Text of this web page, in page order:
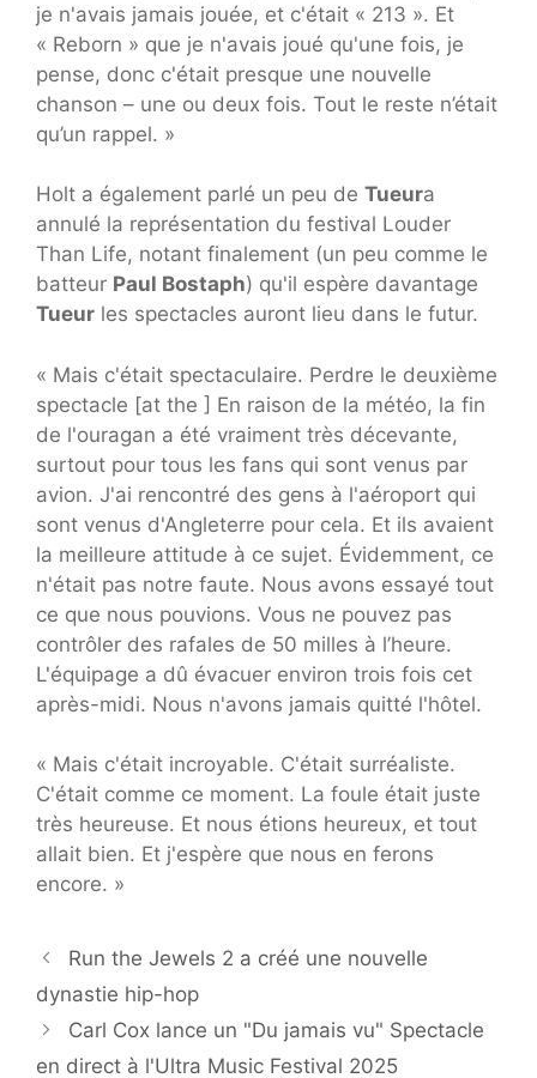
je n'avais jamais jouée, et c'était « 213 ». Et
« Reborn » que je n'avais joué qu'une fois, je
pense, donc c'était presque une nouvelle
chanson – une ou deux fois. Tout le reste n’était
qu’un rappel. »
Holt a également parlé un peu de Tueura
annulé la représentation du festival Louder
Than Life, notant finalement (un peu comme le
batteur Paul Bostaph) qu'il espère davantage
Tueur les spectacles auront lieu dans le futur.
« Mais c'était spectaculaire. Perdre le deuxième
spectacle [at the ] En raison de la météo, la fin
de l'ouragan a été vraiment très décevante,
surtout pour tous les fans qui sont venus par
avion. J'ai rencontré des gens à l'aéroport qui
sont venus d'Angleterre pour cela. Et ils avaient
la meilleure attitude à ce sujet. Évidemment, ce
n'était pas notre faute. Nous avons essayé tout
ce que nous pouvions. Vous ne pouvez pas
contrôler des rafales de 50 milles à l’heure.
L'équipage a dû évacuer environ trois fois cet
après-midi. Nous n'avons jamais quitté l'hôtel.
« Mais c'était incroyable. C'était surréaliste.
C'était comme ce moment. La foule était juste
très heureuse. Et nous étions heureux, et tout
allait bien. Et j'espère que nous en ferons
encore. »
Run the Jewels 2 a créé une nouvelle
dynastie hip-hop
Carl Cox lance un "Du jamais vu" Spectacle
en direct à l'Ultra Music Festival 2025